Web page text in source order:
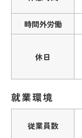
時間外労働
休日
就業環境
従業員数